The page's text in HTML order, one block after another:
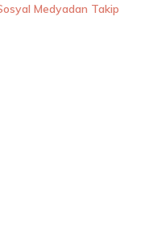
Medyadan Takip